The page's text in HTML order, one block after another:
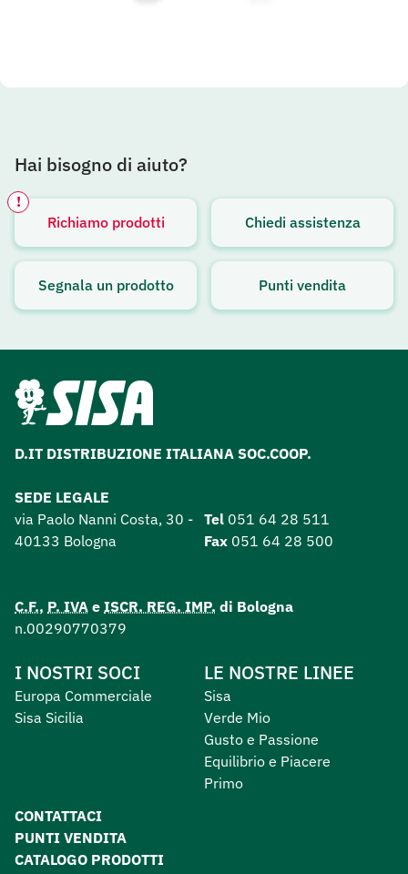
Hai bisogno di aiuto?
Richiamo prodotti
!
Avviso attivo
Chiedi assistenza
Segnala un prodotto Punti vendita
D.IT DISTRIBUZIONE ITALIANA SOC.COOP.
SEDE LEGALE
via Paolo Nanni Costa, 30 -
40133 Bologna
Tel 051 64 28 511
Fax 051 64 28 500
C.F., P. IVA e ISCR. REG. IMP. di Bologna
n.00290770379
I NOSTRI SOCI
Europa Commerciale
Sisa Sicilia
LE NOSTRE LINEE
Sisa
Verde Mio
Gusto e Passione
Equilibrio e Piacere
Primo
CONTATTACI
PUNTI VENDITA
CATALOGO PRODOTTI